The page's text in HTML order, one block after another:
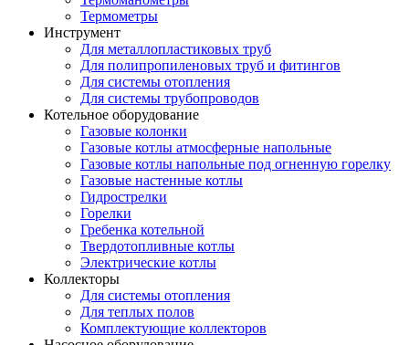
Термометры
Инструмент
Для металлопластиковых труб
Для полипропиленовых труб и фитингов
Для системы отопления
Для системы трубопроводов
Котельное оборудование
Газовые колонки
Газовые котлы атмосферные напольные
Газовые котлы напольные под огненную горелку
Газовые настенные котлы
Гидрострелки
Горелки
Гребенка котельной
Твердотопливные котлы
Электрические котлы
Коллекторы
Для системы отопления
Для теплых полов
Комплектующие коллекторов